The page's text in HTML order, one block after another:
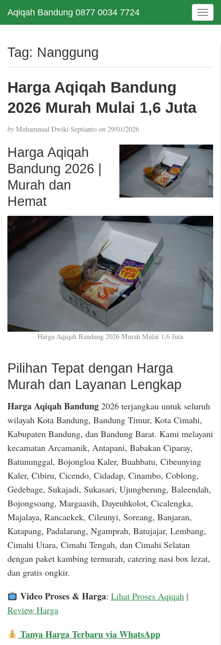
Aqiqah Bandung 0877 0034 7724
T
o
e
t
Tag: Nanggung
Harga Aqiqah Bandung
2026 Murah Mulai 1,6 Juta
by Muhammad Dwiki Septianto on 29/01/2026
Harga Aqiqah
Bandung 2026 |
Murah dan
Hemat
Harga Aqiqah Bandung 2026 Murah Mulai 1,6 Juta
Pilihan Tepat dengan Harga
Murah dan Layanan Lengkap
Harga Aqiqah Bandung 2026 terjangkau untuk seluruh
wilayah Kota Bandung, Bandung Timur, Kota Cimahi,
Kabupaten Bandung, dan Bandung Barat. Kami melayani
kecamatan Arcamanik, Antapani, Babakan Ciparay,
Batununggal, Bojongloa Kaler, Buahbatu, Cibeunying
Kaler, Cibiru, Cicendo, Cidadap, Cinambo, Coblong,
Gedebage, Sukajadi, Sukasari, Ujungberung, Baleendah,
Bojongsoang, Margaasih, Dayeuhkolot, Cicalengka,
Majalaya, Rancaekek, Cileunyi, Soreang, Banjaran,
Katapang, Padalarang, Ngamprah, Batujajar, Lembang,
Cimahi Utara, Cimahi Tengah, dan Cimahi Selatan
dengan paket kambing termurah, catering nasi box lezat,
dan gratis ongkir.
Video Proses & Harga: Lihat Proses Aqiqah|
Review Harga
Tanya Harga Terbaru via WhatsApp